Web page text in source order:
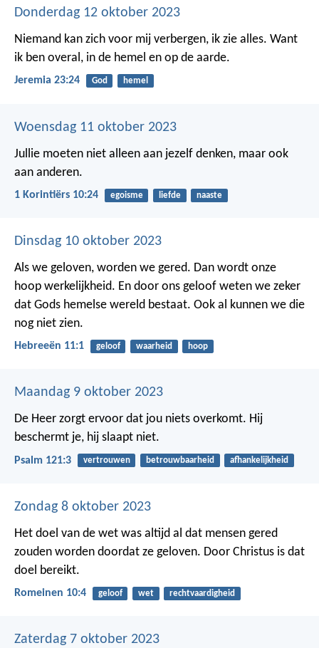
Donderdag 12 oktober 2023
Niemand kan zich voor mij verbergen, ik zie alles. Want
ik ben overal, in de hemel en op de aarde.
Jeremia 23:24 God hemel
Woensdag 11 oktober 2023
Jullie moeten niet alleen aan jezelf denken, maar ook
aan anderen.
1 Korintiërs 10:24 egoisme liefde naaste
Dinsdag 10 oktober 2023
Als we geloven, worden we gered. Dan wordt onze
hoop werkelijkheid. En door ons geloof weten we zeker
dat Gods hemelse wereld bestaat. Ook al kunnen we die
nog niet zien.
Hebreeën 11:1 geloof waarheid hoop
Maandag 9 oktober 2023
De Heer zorgt ervoor dat jou niets overkomt. Hij
beschermt je, hij slaapt niet.
Psalm 121:3 vertrouwen betrouwbaarheid afhankelijkheid
Zondag 8 oktober 2023
Het doel van de wet was altijd al dat mensen gered
zouden worden doordat ze geloven. Door Christus is dat
doel bereikt.
Romeinen 10:4 geloof wet rechtvaardigheid
Zaterdag 7 oktober 2023